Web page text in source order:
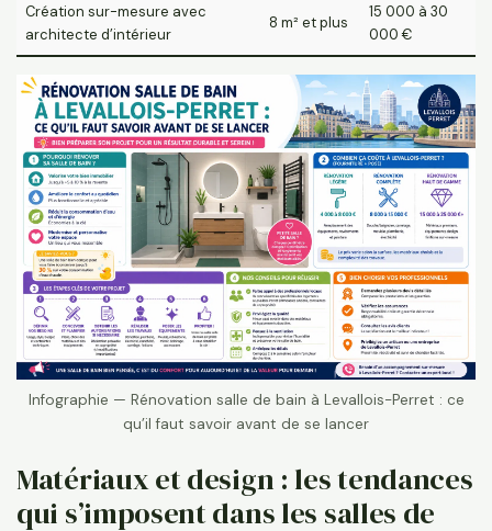
Création sur-mesure avec
architecte d’intérieur
8 m² et plus
15 000 à 30
000 €
Infographie — Rénovation salle de bain à Levallois-Perret : ce
qu’il faut savoir avant de se lancer
Matériaux et design : les tendances
qui s’imposent dans les salles de